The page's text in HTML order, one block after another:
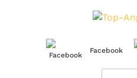
Facebook